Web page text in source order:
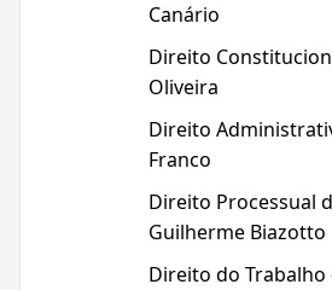
Canário
Direito
Oliveira
Direito
Franco
Direito Processual
Guilherme Biazotto
Direito do Trabalho